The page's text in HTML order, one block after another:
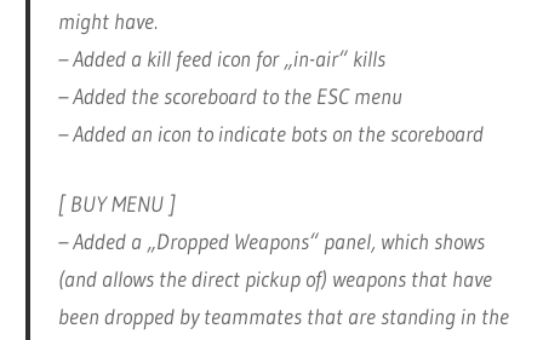
might have.
– Added a kill feed icon for „in-air“ kills
– Added the scoreboard to the ESC menu
– Added an icon to indicate bots on the scoreboard
[ BUY MENU ]
– Added a „Dropped Weapons“ panel, which shows
(and allows the direct pickup of) weapons that have
been dropped by teammates that are standing in the